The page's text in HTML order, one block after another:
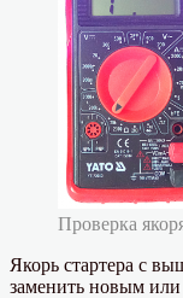
Проверка
Якорь стартера с
заменить новым